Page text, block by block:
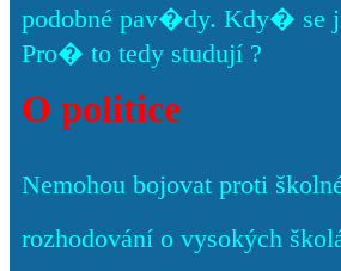
podobné pav�dy. Kdy� se
Pro� to tedy studují ?
O politice
Nemohou bojovat proti
rozhodování o vysokých